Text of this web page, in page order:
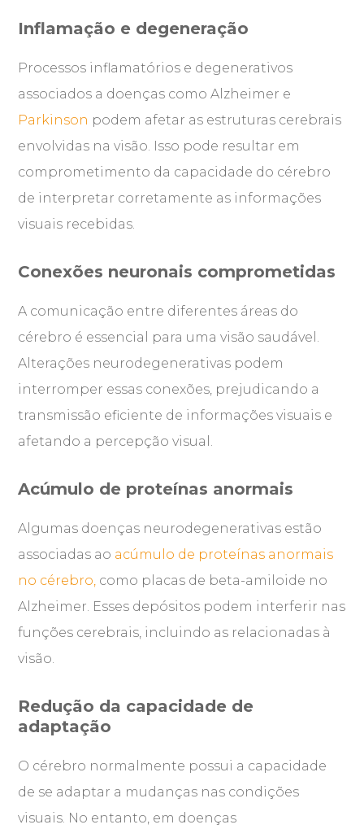
Inflamação e degeneração
Processos inflamatórios e degenerativos
associados a doenças como Alzheimer e
Parkinson podem afetar as estruturas cerebrais
envolvidas na visão. Isso pode resultar em
comprometimento da capacidade do cérebro
de interpretar corretamente as informações
visuais recebidas.
Conexões neuronais comprometidas
A comunicação entre diferentes áreas do
cérebro é essencial para uma visão saudável.
Alterações neurodegenerativas podem
interromper essas conexões, prejudicando a
transmissão eficiente de informações visuais e
afetando a percepção visual.
Acúmulo de proteínas anormais
Algumas doenças neurodegenerativas estão
associadas ao acúmulo de proteínas anormais
no cérebro, como placas de beta-amiloide no
Alzheimer. Esses depósitos podem interferir nas
funções cerebrais, incluindo as relacionadas à
visão.
Redução da capacidade de
adaptação
O cérebro normalmente possui a capacidade
de se adaptar a mudanças nas condições
visuais. No entanto, em doenças